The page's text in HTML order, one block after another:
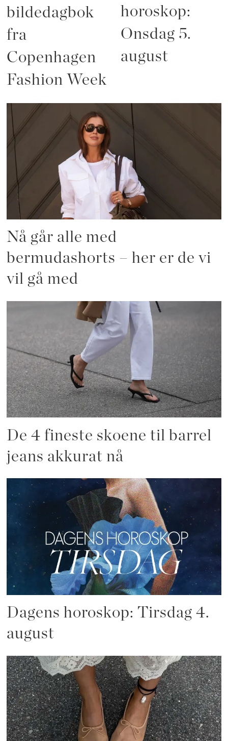
bildedagbok
fra
Copenhagen
Fashion Week
horoskop:
Onsdag 5.
august
Nå går alle med
bermudashorts – her er de vi
vil gå med
De 4 fineste skoene til barrel
jeans akkurat nå
Dagens horoskop: Tirsdag 4.
august